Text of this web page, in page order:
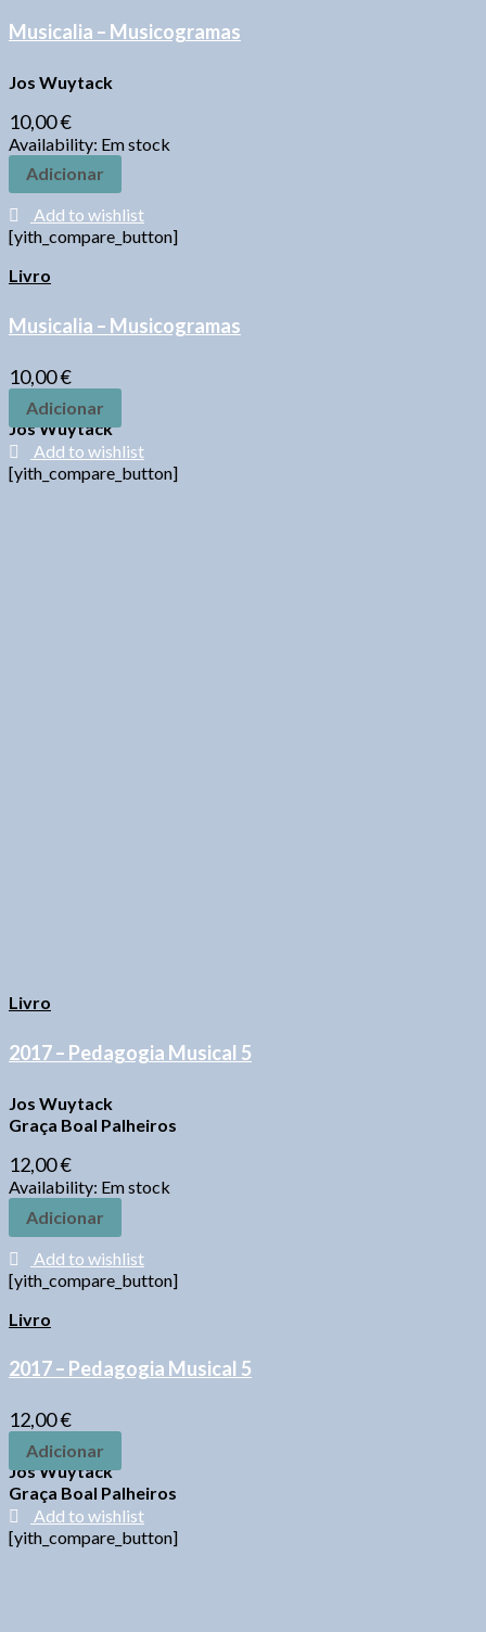
Musicalia – Musicogramas
Jos Wuytack
10,00€
Availability: Em stock
Adicionar
Add to wishlist
[yith_compare_button]
Livro
Musicalia – Musicogramas
10,00€
Adicionar
Jos Wuytack
Add to wishlist
[yith_compare_button]
Livro
2017 – Pedagogia Musical 5
Jos Wuytack
Graça Boal Palheiros
12,00€
Availability: Em stock
Adicionar
Add to wishlist
[yith_compare_button]
Livro
2017 – Pedagogia Musical 5
12,00€
Adicionar
Jos Wuytack
Graça Boal Palheiros
Add to wishlist
[yith_compare_button]